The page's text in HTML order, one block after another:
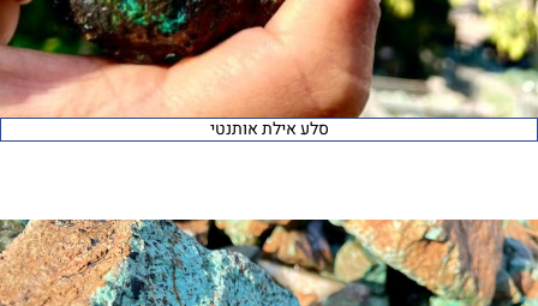
סלע אילת אותנטי